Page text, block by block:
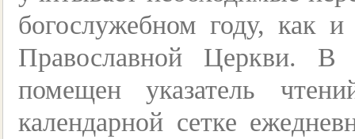
богослужебном году, как
Православной Церкви.
помещен указатель
календарной сетке